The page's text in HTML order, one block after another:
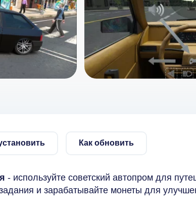
Как обновить
- используйте советский автопром для
и зарабатывайте монеты для